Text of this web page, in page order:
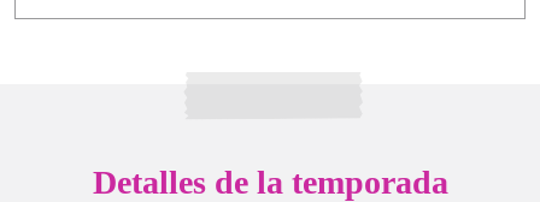
Detalles de la temporada